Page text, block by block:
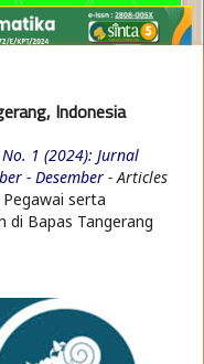
Indonesia
1 (2024): Jurnal
- Desember - Articles
serta
di Bapas Tangerang